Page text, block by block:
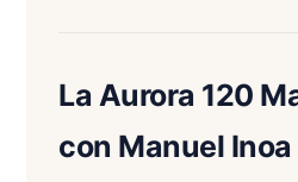
La Aurora 120
con Manuel Inoa